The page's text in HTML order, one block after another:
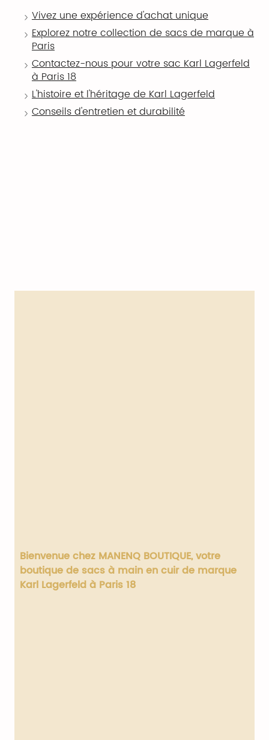
Vivez une expérience d'achat unique
Explorez notre collection de sacs de marque à
Paris
Contactez-nous pour votre sac Karl Lagerfeld
à Paris 18
L'histoire et l'héritage de Karl Lagerfeld
Conseils d'entretien et durabilité
Bienvenue chez MANENQ BOUTIQUE, votre
boutique de sacs à main en cuir de marque
Karl Lagerfeld à Paris 18